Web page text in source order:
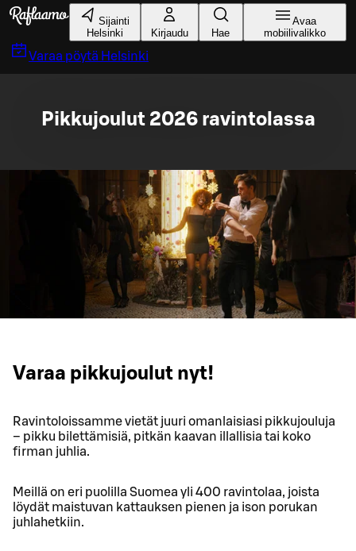
Siirry pääsisältöön
Sijainti
Helsinki
Kirjaudu Hae
Avaa
mobiilivalikko
Varaa pöytä Helsinki
Pikkujoulut 2026 ravintolassa
Varaa pikkujoulut nyt!
Ravintoloissamme vietät juuri omanlaisiasi pikkujouluja
– pikku bilettämisiä, pitkän kaavan illallisia tai koko
firman juhlia.
Meillä on eri puolilla Suomea yli 400 ravintolaa, joista
löydät maistuvan kattauksen pienen ja ison porukan
juhlahetkiin.